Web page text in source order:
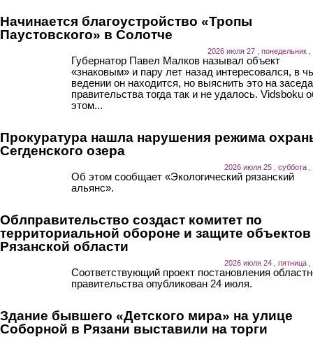
Начинается благоустройство «Тропы
Паустовского» в Солотче
2026 июля 27 , понедельник ,
Губернатор Павел Малков называл объект
«знаковым» и пару лет назад интересовался, в
ведении он находится, но выяснить это на
правительства тогда так и не удалось. Vidsboku
этом...
Прокуратура нашла нарушения режима
Сегденского озера
2026 июля 25 , суббота ,
Об этом сообщает «Экологический рязанский
альянс».
Облправительство создаст комитет по
территориальной обороне и защите объектов
Рязанской области
2026 июля 24 , пятница ,
Соответствующий проект постановления
правительства опубликован 24 июля.
Здание бывшего «Детского мира» на улице
Соборной в Рязани выставили на торги